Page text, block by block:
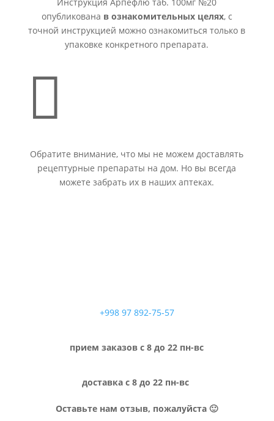
опубликована в ознакомительных целях, с
точной инструкцией можно ознакомиться только в
упаковке конкретного препарата.

Обратите внимание, что мы не можем доставлять
рецептурные препараты на дом. Но вы всегда
можете забрать их в наших аптеках.
+998 97 892-75-57
прием заказов с 8 до 22 пн-вс
доставка с 8 до 22 пн-вс
Оставьте нам отзыв, пожалуйста 🙂